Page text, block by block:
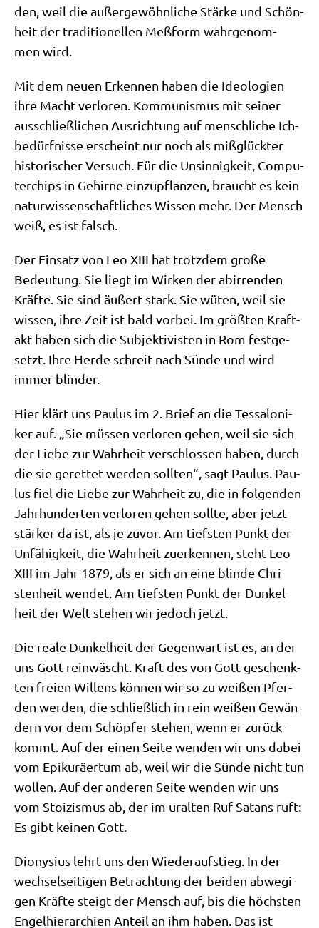
den, weil die außer­ge­wöhn­li­che Stär­ke und Schön­
heit der tra­di­tio­nel­len Meß­form wahr­ge­nom­
men wird.
Mit dem neu­en Erken­nen haben die Ideo­lo­gien
ihre Macht ver­lo­ren. Kom­mu­nis­mus mit sei­ner
aus­schließ­li­chen Aus­rich­tung auf mensch­li­che Ich­
be­dürf­nis­se erscheint nur noch als miß­glück­ter
histo­ri­scher Ver­such. Für die Unsin­nig­keit, Com­pu­
ter­chips in Gehir­ne ein­zu­pflan­zen, braucht es kein
natur­wis­sen­schaft­li­ches Wis­sen mehr. Der Mensch
weiß, es ist falsch.
Der Ein­satz von Leo XIII hat trotz­dem gro­ße
Bedeu­tung. Sie liegt im Wir­ken der abir­ren­den
Kräf­te. Sie sind äußert stark. Sie wüten, weil sie
wis­sen, ihre Zeit ist bald vor­bei. Im größ­ten Kraft­
akt haben sich die Sub­jek­ti­vi­sten in Rom fest­ge­
setzt. Ihre Her­de schreit nach Sün­de und wird
immer blinder.
Hier klärt uns Pau­lus im 2. Brief an die Tes­sa­lo­ni­
ker auf. „Sie müs­sen ver­lo­ren gehen, weil sie sich
der Lie­be zur Wahr­heit ver­schlos­sen haben, durch
die sie geret­tet wer­den soll­ten“, sagt Pau­lus. Pau­
lus fiel die Lie­be zur Wahr­heit zu, die in fol­gen­den
Jahr­hun­der­ten ver­lo­ren gehen soll­te, aber jetzt
stär­ker da ist, als je zuvor. Am tief­sten Punkt der
Unfä­hig­keit, die Wahr­heit zuer­ken­nen, steht Leo
XIII im Jahr 1879, als er sich an eine blin­de Chri­
sten­heit wen­det. Am tief­sten Punkt der Dun­kel­
heit der Welt ste­hen wir jedoch jetzt.
Die rea­le Dun­kel­heit der Gegen­wart ist es, an der
uns Gott rein­wäscht. Kraft des von Gott geschenk­
ten frei­en Wil­lens kön­nen wir so zu wei­ßen Pfer­
den wer­den, die schließ­lich in rein wei­ßen Gewän­
dern vor dem Schöp­fer ste­hen, wenn er zurück­
kommt. Auf der einen Sei­te wen­den wir uns dabei
vom Epi­kurä­er­tum ab, weil wir die Sün­de nicht tun
wol­len. Auf der ande­ren Sei­te wen­den wir uns
vom Stoi­zis­mus ab, der im uralten Ruf Satans ruft:
Es gibt kei­nen Gott.
Dio­ny­si­us lehrt uns den Wie­der­auf­stieg. In der
wech­sel­sei­ti­gen Betrach­tung der bei­den abwe­gi­
gen Kräf­te steigt der Mensch auf, bis die höch­sten
Engel­hier­ar­chien Anteil an ihm haben. Das ist